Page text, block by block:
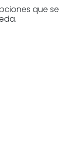
que se